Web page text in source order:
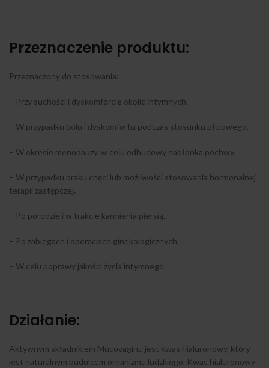
Przeznaczenie produktu:
Przeznaczony do stosowania:
– Przy suchości i dyskomforcie okolic intymnych.
– W przypadku bólu i dyskomfortu podczas stosunku płciowego.
– W okresie menopauzy, w celu odbudowy nabłonka pochwy.
– W przypadku braku chęci lub możliwości stosowania hormonalnej
terapii zastępczej.
– Po porodzie i w trakcie karmienia piersią.
– Po zabiegach i operacjach ginekologicznych.
– W celu poprawy jakości życia intymnego.
Działanie:
Aktywnym składnikiem Mucovaginu jest kwas hialuronowy, który
jest naturalnym budulcem organizmu ludzkiego. Kwas hialuronowy